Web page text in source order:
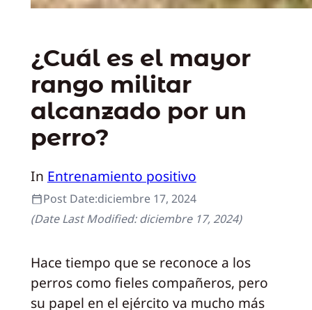
¿Cuál es el mayor
rango militar
alcanzado por un
perro?
In Entrenamiento positivo
Post Date:diciembre 17, 2024
(Date Last Modified:diciembre 17, 2024)
Hace tiempo que se reconoce a los
perros como fieles compañeros, pero
su papel en el ejército va mucho más